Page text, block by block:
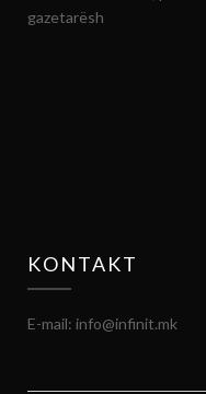
gazetarësh
KONTAKT
E-mail: info@infinit.mk